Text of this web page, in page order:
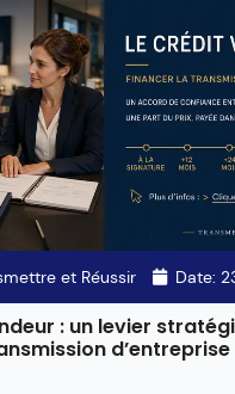
et Réussir Date:
: un levier
d’entreprise